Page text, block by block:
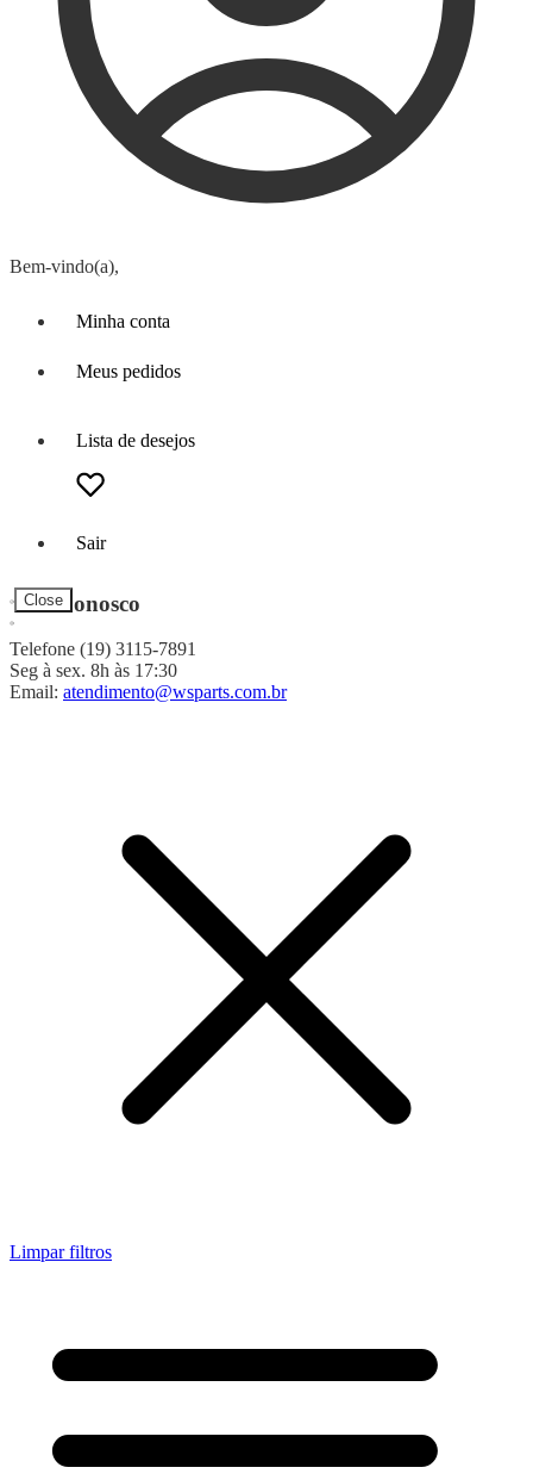
Bem-vindo(a),
Minha conta
Meus pedidos
Lista de desejos
Sair
Close
Fale Conosco
Telefone (19) 3115-7891
Seg à sex. 8h às 17:30
Email: atendimento@wsparts.com.br
Limpar filtros